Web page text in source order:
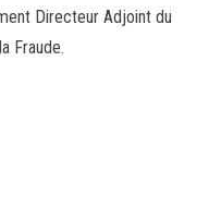
Directeur Adjoint du
Fraude.